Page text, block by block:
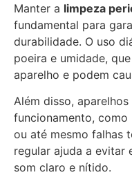
Manter a limpeza
fundamental para
durabilidade. O uso
poeira e umidade,
aparelho e podem
Além disso,
funcionamento,
ou até mesmo falhas
regular ajuda a evitar
som claro e nítido.